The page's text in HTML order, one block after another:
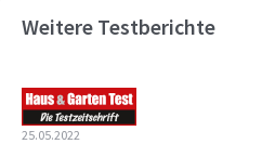
Weitere Testberichte
25.05.2022